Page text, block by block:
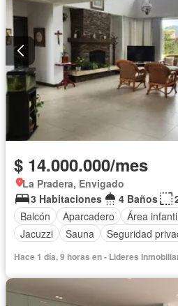
$ 14.000.000/mes
La Pradera, Envigado
3 Habitaciones
4 Baños
Balcón
Aparcadero Área infantil
Jacuzzi
Sauna Seguridad
Hace 1 día, 9 horas en - Lideres